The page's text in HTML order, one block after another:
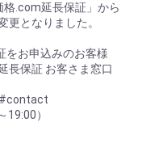
.com延長保証」から
更となりました。
お申込みのお客様
長保証 お客さま窓口
）